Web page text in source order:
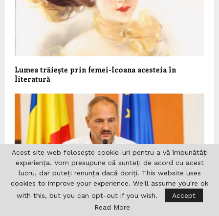
Lumea trăiește prin femei-Icoana acesteia în
literatură
Acest site web folosește cookie-uri pentru a vă îmbunătăți
experiența. Vom presupune că sunteți de acord cu acest
lucru, dar puteți renunța dacă doriți. This website uses
cookies to improve your experience. We'll assume you're ok
with this, but you can opt-out if you wish.
Accept
Read More